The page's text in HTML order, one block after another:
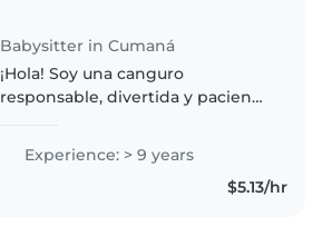
Babysitter in Cumaná
¡Hola! Soy una canguro
responsable, divertida y paciente
experiencia cuidando niños de
todas las edades. Tengo
Experience: > 9 years
$5.13/hr